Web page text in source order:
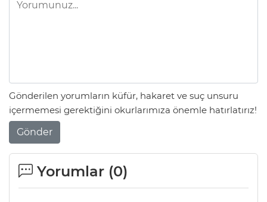
Gönderilen yorumların küfür, hakaret ve suç unsuru
içermemesi gerektiğini okurlarımıza önemle hatırlatırız!
Gönder
Yorumlar (0)